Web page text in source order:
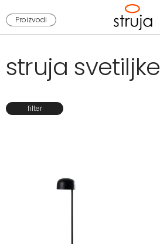
Proizvodi
struja svetiljke
filter